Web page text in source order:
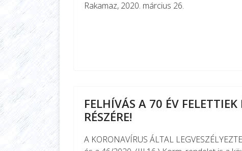
Rakamaz, 2020. március 26.
Bodnár
FELHÍVÁS A 70 ÉV
RÉSZÉRE!
A KORONAVÍRUS ÁLTAL